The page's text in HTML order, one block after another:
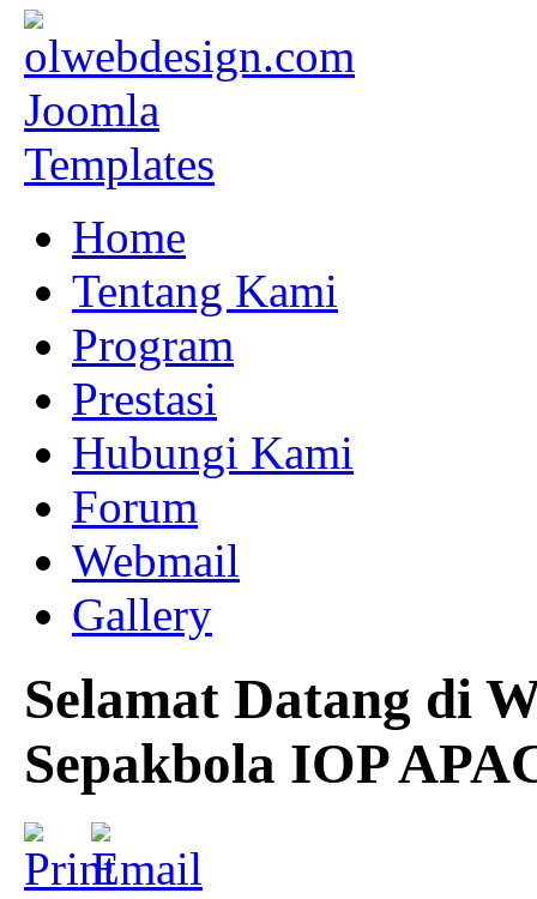
Home
Tentang Kami
Program
Prestasi
Hubungi Kami
Forum
Webmail
Gallery
Selamat Datang di
Sepakbola IOP